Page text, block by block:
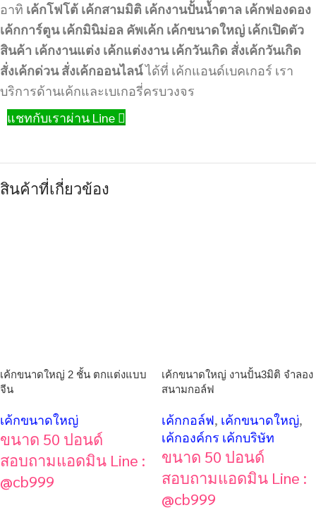
อาทิ เค้กโฟโต้ เค้กสามมิติ เค้กงานปั้นน้ำตาล เค้กฟองดอง
เค้กการ์ตูน เค้กมินิม่อล คัพเค้ก เค้กขนาดใหญ่ เค้กเปิดตัว
สินค้า เค้กงานแต่ง เค้กแต่งงาน เค้กวันเกิด สั่งเค้กวันเกิด
สั่งเค้กด่วน สั่งเค้กออนไลน์ได้ที่ เค้กแอนด์เบคเกอร์ เรา
บริการด้านเค้กและเบเกอรี่ครบวงจร
แชทกับเราผ่าน Line
สินค้าที่เกี่ยวข้อง
เค้กขนาดใหญ่ 2 ชั้น ตกแต่งแบบ
จีน
เค้กขนาดใหญ่
ขนาด 50 ปอนด์
สอบถามแอดมิน Line :
@cb999
เค้กขนาดใหญ่ งานปั้น3มิติ จำลอง
สนามกอล์ฟ
เค้กกอล์ฟ, เค้กขนาดใหญ่,
เค้กองค์กร เค้กบริษัท
ขนาด 50 ปอนด์
สอบถามแอดมิน Line :
@cb999